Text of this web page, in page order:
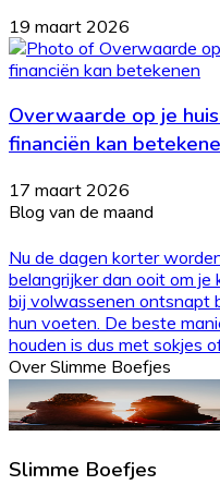
19 maart 2026
Overwaarde op je
financiën kan
17 maart 2026
Blog van de maand
Nu de dagen korter
belangrijker dan ooit om
bij volwassenen ontsnapt
hun voeten. De beste
houden is dus met sokjes
Over Slimme Boefjes
Slimme Boefjes